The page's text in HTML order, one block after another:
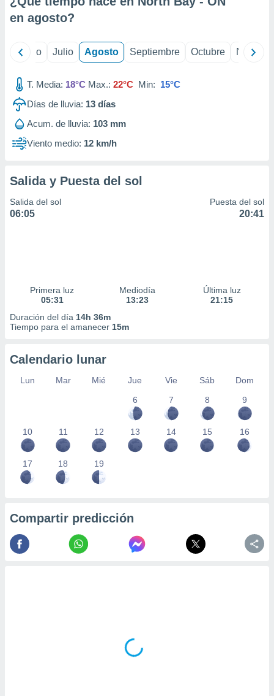
e
publicidad
publicidad
de
en agosto?
Junio Julio Agosto Septiembre Octubre
T. Media: 18°C Max.: 22°C Min: 15°C
Días de lluvia: 13 días
Acum. de lluvia: 103 mm
Viento medio: 12 km/h
Salida y Puesta del sol
Salida del sol
06:05
Puesta del sol
20:41
Primera luz
05:31
Mediodía
13:23
Última luz
21:15
Duración del día 14h 36m
Tiempo para el amanecer 15m
Calendario lunar
Lun Mar Mié Jue Vie Sáb
Dom
6
7 8 9
10 11 12 13 14 15 16
17 18 19
Compartir predicción